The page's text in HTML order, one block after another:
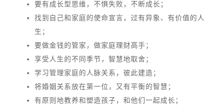
要有成长型思维，不惧失败，不断成长；
找到自己和家庭的使命宣言，过有异象、有价值的人
生；
要做金钱的管家，做家庭理财高手；
享受人生的不同季节，智慧地取舍；
学习管理家庭的人脉关系，彼此建造；
将婚姻关系放在第一位，又有平衡的智慧；
有原则地教养和塑造孩子，和他们一起成长；